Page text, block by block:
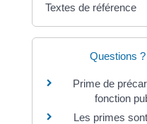
Textes de référence
Questions
Prime de
fonction
Les primes